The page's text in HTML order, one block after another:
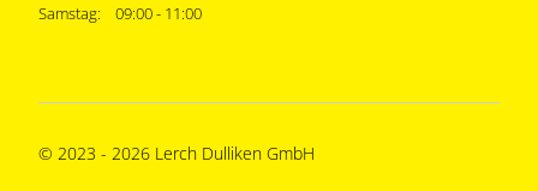
Samstag:
09:00 - 11:00
© 2023 - 2026 Lerch Dulliken GmbH